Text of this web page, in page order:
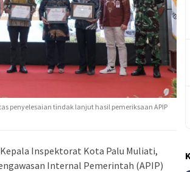
penyelesaian tindak lanjut hasil pemeriksaan APIP
Kepala Inspektorat Kota Palu Muliati,
Internal Pemerintah (APIP)